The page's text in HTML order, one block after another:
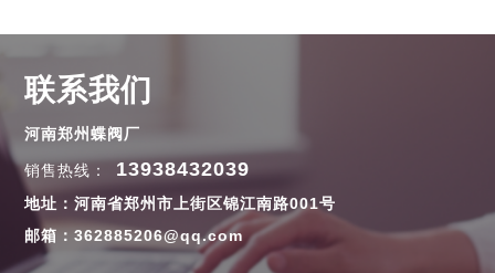
联系我们
河南郑州蝶阀厂
销售热线： 13938432039
地址：河南省郑州市上街区锦江南路001号
邮箱：362885206@qq.com